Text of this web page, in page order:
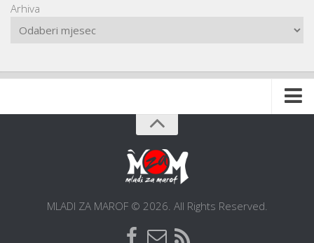
Arhiva
Postani članMLADI ZA MAROF © 2026. All Rights Reserved.